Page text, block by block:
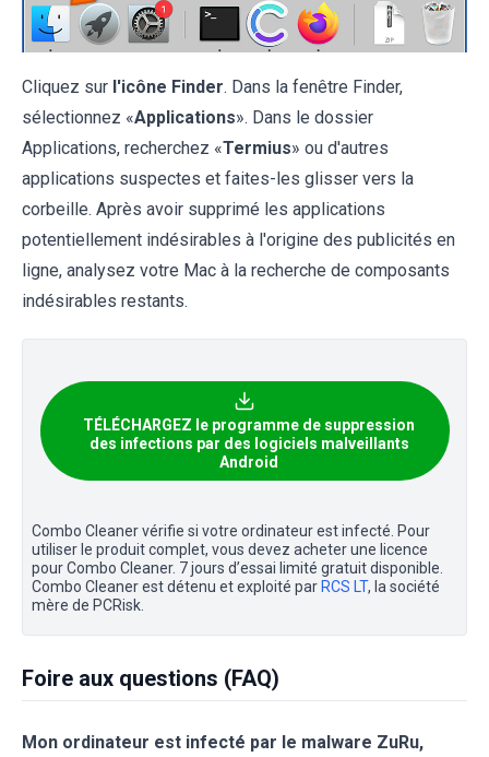
Cliquez sur l'icône Finder. Dans la fenêtre Finder,
sélectionnez «Applications». Dans le dossier
Applications, recherchez «Termius» ou d'autres
applications suspectes et faites-les glisser vers la
corbeille. Après avoir supprimé les applications
potentiellement indésirables à l'origine des publicités en
ligne, analysez votre Mac à la recherche de composants
indésirables restants.
TÉLÉCHARGEZ le programme de suppression
des infections par des logiciels malveillants
Android
Combo Cleaner vérifie si votre ordinateur est infecté. Pour
utiliser le produit complet, vous devez acheter une licence
pour Combo Cleaner. 7 jours d’essai limité gratuit disponible.
Combo Cleaner est détenu et exploité par RCS LT, la société
mère de PCRisk.
Foire aux questions (FAQ)
Mon ordinateur est infecté par le malware ZuRu,